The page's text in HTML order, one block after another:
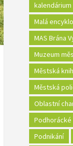
kalendárium
Malá
MAS Brána
Muzeum
Městská
Městská
Oblastní
Podnikání